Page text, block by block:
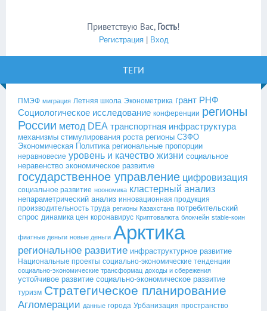
Приветствую Вас, Гость!
Регистрация| Вход
ТЕГИ
ПМЭФ миграция Летняя школа Эконометрика грант РНФ
Социологическое исследование конференции регионы
России метод DEA транспортная инфраструктура
механизмы стимулирования роста регионы СЗФО
Экономическая Политика региональные пропорции
неравновесие уровень и качество жизни социальное
неравенство экономическое развитие
государственное управление цифровизация
социальное развитие ноономика кластерный анализ
непараметрический анализ инновационная продукция
производительность труда регионы Казахстана потребительский
спрос динамика цен коронавирус Криптовалюта блокчейн stable-коин
фиатные деньги новые деньги Арктика
региональное развитие инфраструктурное развитие
Национальные проекты социально-экономические тенденции
социально-экономические трансформац доходы и сбережения
устойчивое развитие социально-экономическое развитие
туризм Стратегическое планирование
Агломерации данные города Урбанизация пространство